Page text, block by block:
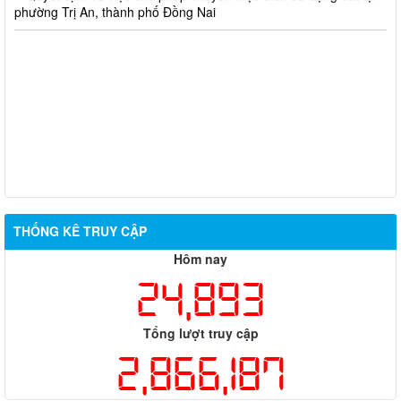
phường Trị An, thành phố Đồng Nai
THỐNG KÊ TRUY CẬP
Hôm nay
24,893
Tổng lượt truy cập
2,866,187